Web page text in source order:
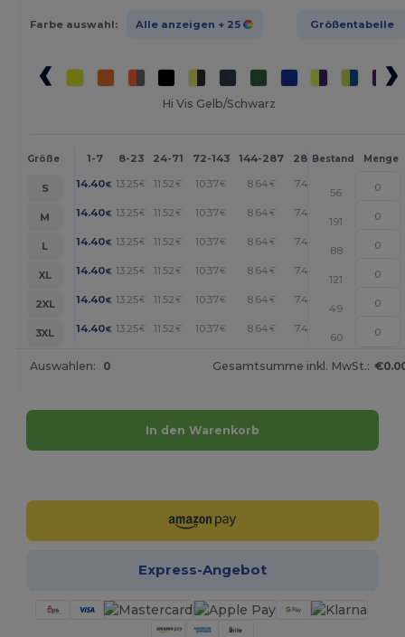
Farbe auswahl: Alle anzeigen + 25 Größentabelle
Hi Vis Gelb/Schwarz
Größe 1-7 8-23 24-71 72-143 144-287 288 + Mehr
Bestand Menge
S 14.40€ 13.25€ 11.52 € 10.37€ 8.64€ 7.48
56
M
14.40€ 13.25€ 11.52 € 10.37€ 8.64€ 7.48
191
L
14.40€ 13.25€ 11.52 € 10.37€ 8.64€ 7.48 +
88
XL
14.40€ 13.25€ 11.52 € 10.37€ 8.64€ 7.48
121
2XL
14.40€ 13.25€ 11.52 € 10.37€ 8.64€ 7.48 +
49
3XL
14.40€ 13.25€ 11.52 € 10.37€ 8.64€ 7.48 +
60
Auswahlen: 0 Gesamtsumme inkl. MwSt.:
In den Warenkorb
Express-Angebot